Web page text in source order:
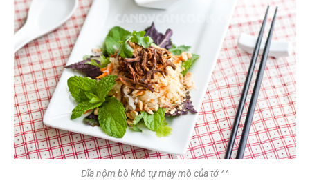
Đĩa nộm bò khô tự mày mò của tớ ^^